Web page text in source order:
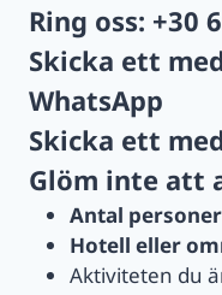
Ring oss: +30
Skicka ett
WhatsApp
Skicka ett
Glöm inte att
Antal
Hotell eller
Aktiviteten du